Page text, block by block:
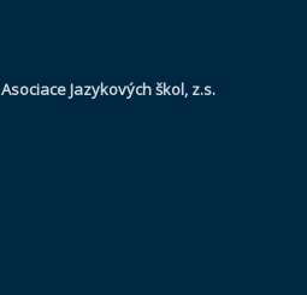
Asociace Jazykových škol, z.s.